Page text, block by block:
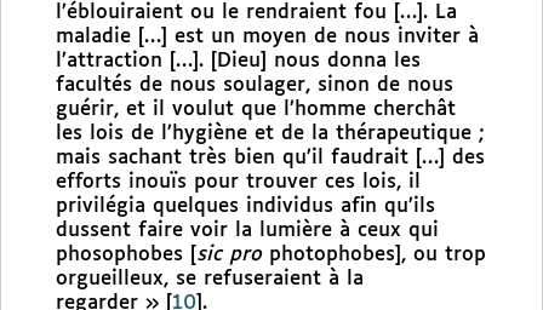
l’éblouiraient ou le rendraient fou […]. La
maladie […] est un moyen de nous inviter à
l’attraction […]. [Dieu] nous donna les
facultés de nous soulager, sinon de nous
guérir, et il voulut que l’homme cherchât
les lois de l’hygiène et de la thérapeutique ;
mais sachant très bien qu’il faudrait […] des
efforts inouïs pour trouver ces lois, il
privilégia quelques individus afin qu’ils
dussent faire voir la lumière à ceux qui
phosophobes [ sic prophotophobes], ou trop
orgueilleux, se refuseraient à la
regarder »
10 .